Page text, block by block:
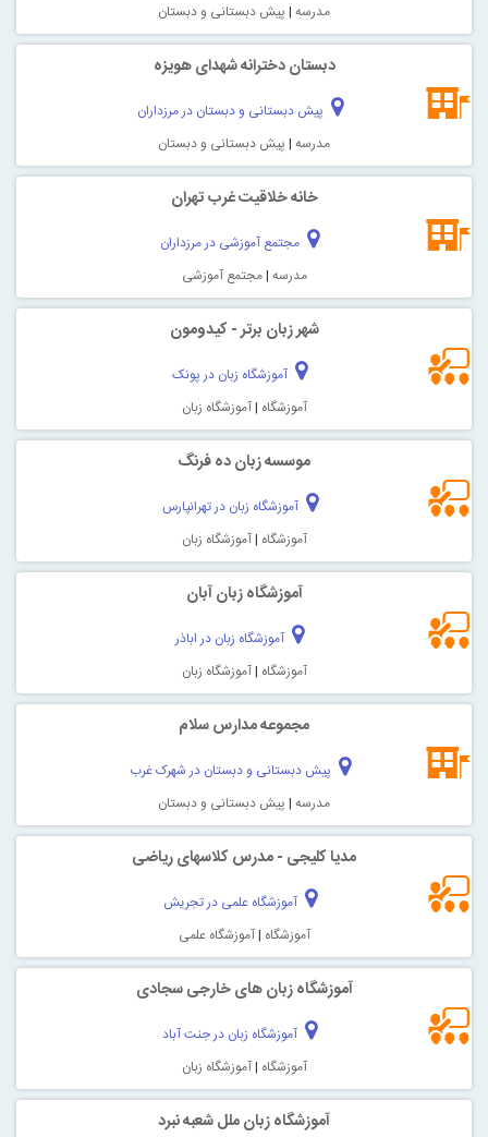
مدرسه | پیش دبستانی و دبستان
دبستان دخترانه شهدای هویزه
پیش دبستانی و دبستان در مرزداران
مدرسه | پیش دبستانی و دبستان
خانه خلاقیت غرب تهران
مجتمع آموزشی در مرزداران
مدرسه |مجتمع آموزشی
شهر زبان برتر - کیدومون
آموزشگاه زبان در پونک
آموزشگاه |آموزشگاه زبان
موسسه زبان ده فرنگ
آموزشگاه زبان در تهرانپارس
آموزشگاه |آموزشگاه زبان
آموزشگاه زبان آبان
آموزشگاه زبان در اباذر
آموزشگاه |آموزشگاه زبان
مجموعه مدارس سلام
پیش دبستانی و دبستان در شهرک غرب
مدرسه | پیش دبستانی و دبستان
مدیا کلیجی - مدرس کلاسهای ریاضی
آموزشگاه علمی در تجریش
آموزشگاه |آموزشگاه علمی
آموزشگاه زبان های خارجی سجادی
آموزشگاه زبان در جنت آباد
آموزشگاه |آموزشگاه زبان
آموزشگاه زبان ملل شعبه نبرد